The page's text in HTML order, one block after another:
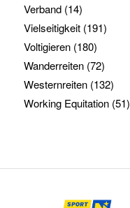
Verband(14)
Vielseitigkeit(191)
Voltigieren(180)
Wanderreiten(72)
Westernreiten(132)
Working Equitation(51)